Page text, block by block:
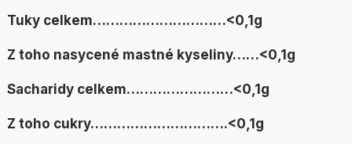
Tuky celkem…………………………<0,1g
Z toho nasycené mastné kyseliny……<0,1g
Sacharidy celkem……………………<0,1g
Z toho cukry………………………….<0,1g